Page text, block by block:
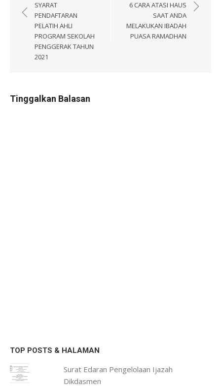
posSYARAT
PENDAFTARAN
PELATIH AHLI
PROGRAM SEKOLAH
PENGGERAK TAHUN
2021
6 CARA ATASI HAUS
SAAT ANDA
MELAKUKAN IBADAH
PUASA RAMADHAN
Tinggalkan Balasan
TOP POSTS & HALAMAN
Surat Edaran Pengelolaan Ijazah
Dikdasmen